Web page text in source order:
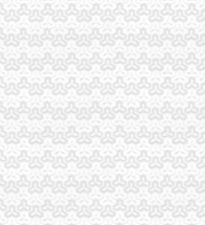
么办？-报关报检-
际货运代理有限公
关】价格_厂家_图
家_图片-Hc360慧